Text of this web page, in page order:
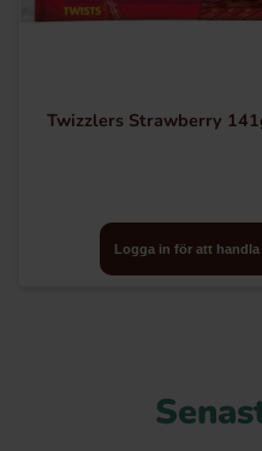
Twizzlers Strawberry
Logga in för att handla